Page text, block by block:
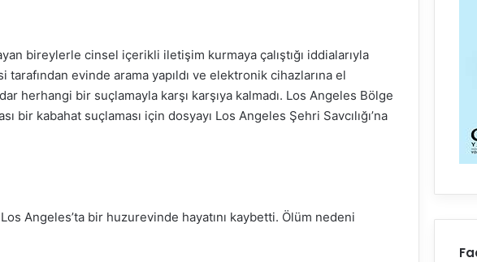
bireylerle cinsel içerikli iletişim kurmaya çalıştığı iddialarıyla
evinde arama yapıldı ve elektronik cihazlarına el
herhangi bir suçlamayla karşı karşıya kalmadı. Los Angeles Bölge
bir kabahat suçlaması için dosyayı Los Angeles Şehri Savcılığı’na
Angeles’ta bir huzurevinde hayatını kaybetti. Ölüm nedeni